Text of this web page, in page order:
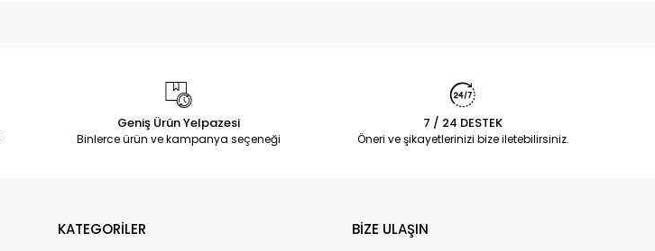
Geniş Ürün Yelpazesi
Binlerce ürün ve kampanya seçeneği
7 / 24 DESTEK
Öneri ve şikayetlerinizi bize iletebilirsiniz.
KATEGORİLER BİZE ULAŞIN